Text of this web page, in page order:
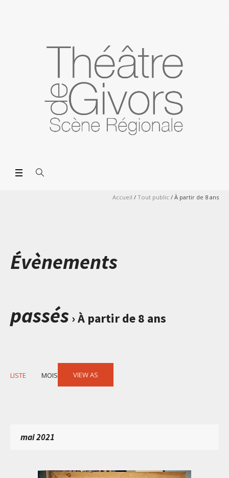
Accueil / Tout public / À partir de 8 ans
Évènements
passés› À partir de 8 ans
Event
VIEW AS
LISTE MOIS
mai 2021